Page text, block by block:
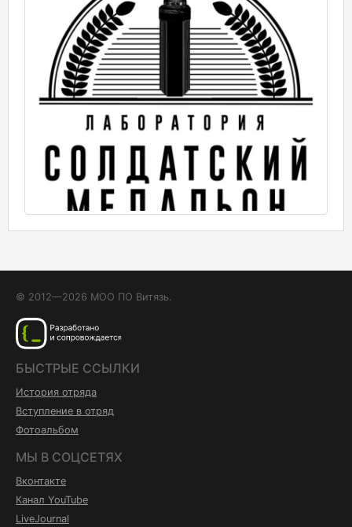
© 2012—2026 МОО ПО Витязь.
БЫСТРЫЕ ССЫЛКИ
История отряда
Вступление в отряд
Фотоальбом
МЫ В СОЦСЕТЯХ
Вконтакте
Канал YouTube
LiveJournal